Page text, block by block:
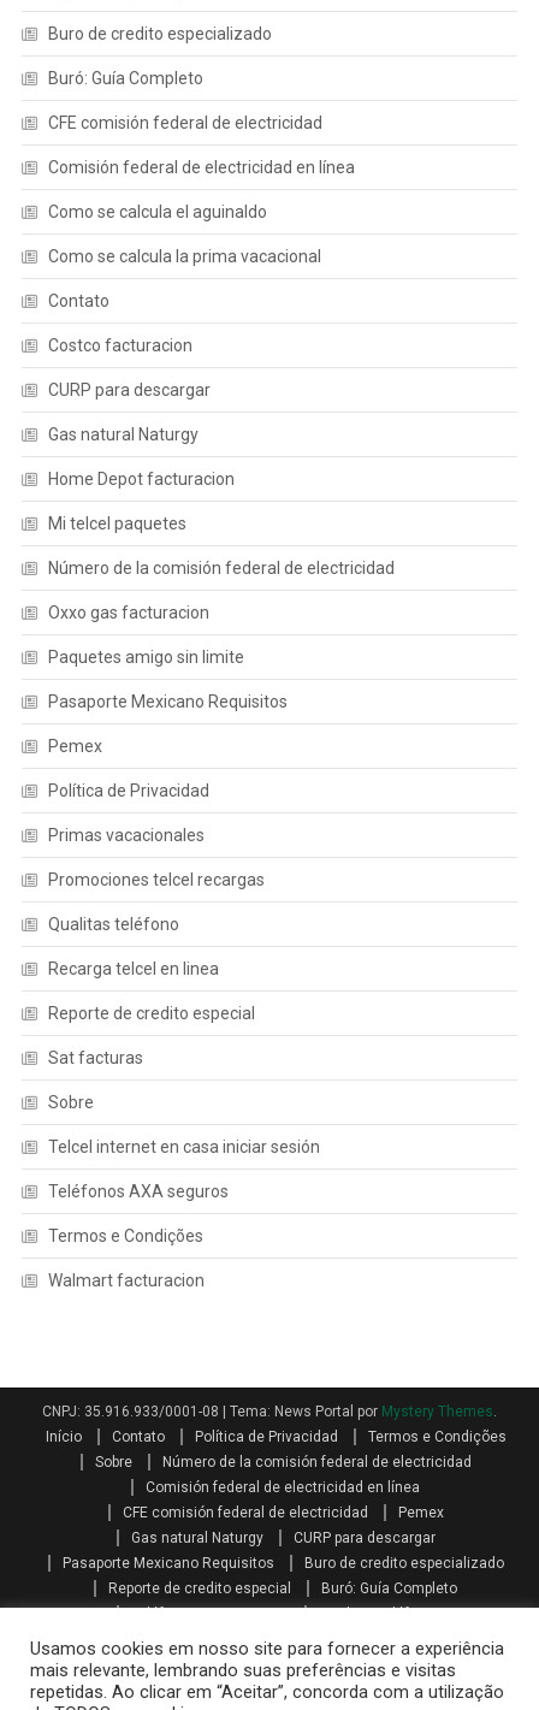
Buro de credito especializado
Buró: Guía Completo
CFE comisión federal de electricidad
Comisión federal de electricidad en línea
Como se calcula el aguinaldo
Como se calcula la prima vacacional
Contato
Costco facturacion
CURP para descargar
Gas natural Naturgy
Home Depot facturacion
Mi telcel paquetes
Número de la comisión federal de electricidad
Oxxo gas facturacion
Paquetes amigo sin limite
Pasaporte Mexicano Requisitos
Pemex
Política de Privacidad
Primas vacacionales
Promociones telcel recargas
Qualitas teléfono
Recarga telcel en linea
Reporte de credito especial
Sat facturas
Sobre
Telcel internet en casa iniciar sesión
Teléfonos AXA seguros
Termos e Condições
Walmart facturacion
CNPJ: 35.916.933/0001-08 Tema: News Portal por Mystery Themes.
Início
Contato Política de Privacidad
Termos e Condições
Sobre
Número de la comisión federal de electricidad
Comisión federal de electricidad en línea
CFE comisión federal de electricidad
Pemex
Gas natural Naturgy
CURP para descargar
Pasaporte Mexicano Requisitos
Buro de credito especializado
Reporte de credito especial
Buró: Guía Completo
Como se calcula el aguinaldo
Aguinaldo por Ley
Aguinaldo
Como se calcula la prima vacacional
Primas vacacionales
Promociones telcel recargas
Paquetes amigo sin limite
Usamos cookies em nosso site para fornecer a experiência
mais relevante, lembrando suas preferências e visitas
repetidas. Ao clicar em “Aceitar”, concorda com a utilização